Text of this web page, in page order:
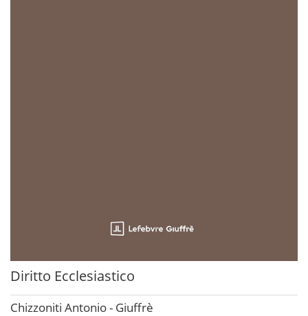
Diritto Ecclesiastico
Chizzoniti Antonio - Giuffrè